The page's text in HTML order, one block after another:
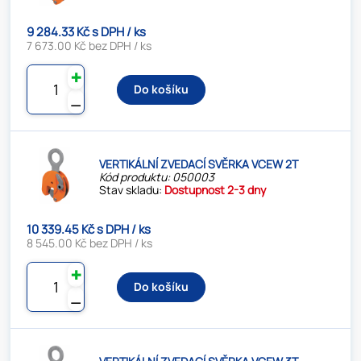
9 284.33 Kč s DPH / ks
7 673.00 Kč bez DPH / ks
⚊
✚
Do košíku
VERTIKÁLNÍ ZVEDACÍ SVĚRKA VCEW 2T
Kód produktu: 050003
Stav skladu: Dostupnost 2-3 dny
10 339.45 Kč s DPH / ks
8 545.00 Kč bez DPH / ks
⚊
✚
Do košíku